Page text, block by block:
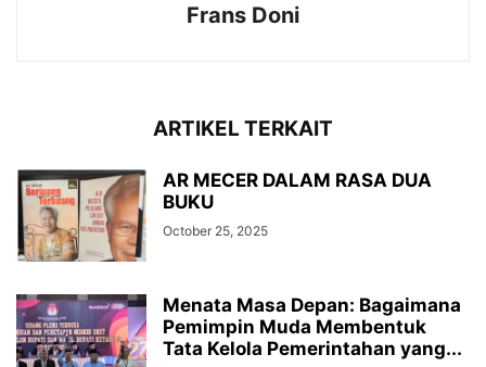
Frans Doni
ARTIKEL TERKAIT
AR MECER DALAM RASA DUA
BUKU
October 25, 2025
Menata Masa Depan: Bagaimana
Pemimpin Muda Membentuk
Tata Kelola Pemerintahan yang...